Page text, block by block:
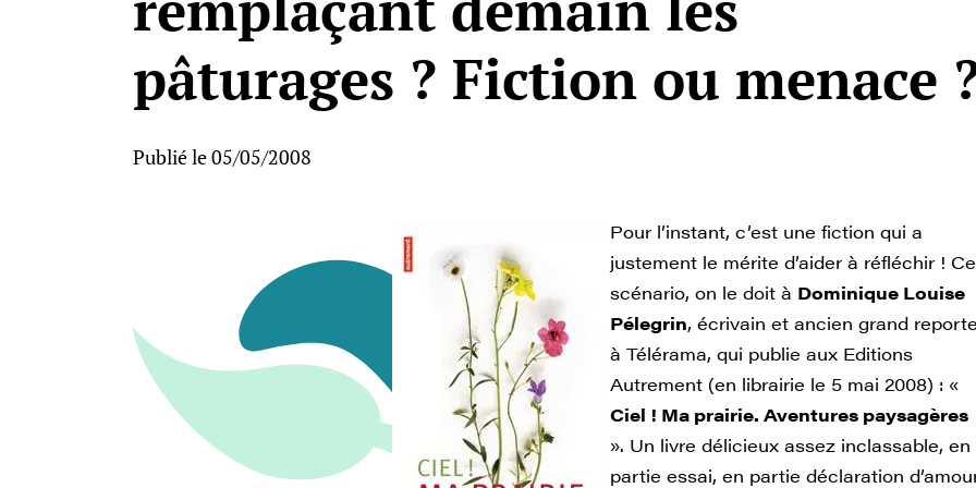
pâturages ? Fiction ou menace
Publié le 05/05/2008
Pour l’instant, c’est une fiction qui a
justement le mérite d’aider à réfléchir ! Ce
scénario, on le doit à Dominique Louise
Pélegrin, écrivain et ancien grand
à Télérama, qui publie aux Editions
Autrement (en librairie le 5 mai 2008) : «
Ciel ! Ma prairie. Aventures paysagères
». Un livre délicieux assez inclassable, en
partie essai, en partie déclaration